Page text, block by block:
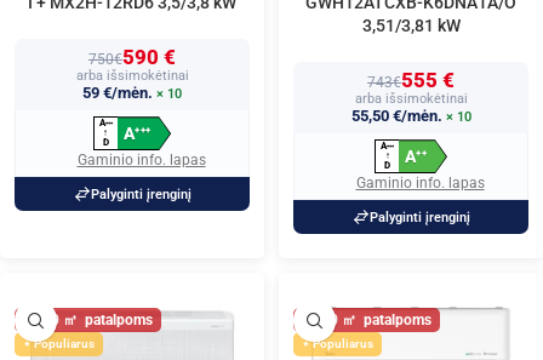
750€590 €
arba išsimokėtinai
59 €/mėn. × 10
A+++
↑
D
A+++
Gaminio info. lapas
Palyginti įrenginį
3,51/3,81 kW
743€555 €
arba išsimokėtinai
55,50 €/mėn. × 10
A+++
↑
D
A++
Gaminio info. lapas
Palyginti įrenginį
40
Populiarus
40
Populiarus